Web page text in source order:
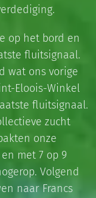
op het bord en
fluitsignaal.
wat ons vorige
Eloois-Winkel
fluitsignaal.
zucht
onze
met 7 op 9
Volgend
naar Francs